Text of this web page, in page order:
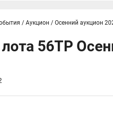
/ Аукцион / Осенний аукцион
56TP